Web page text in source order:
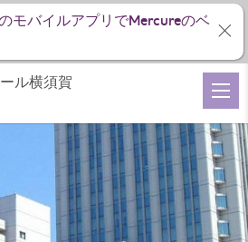
ル横須賀
モバイルアプリでMercureのベ